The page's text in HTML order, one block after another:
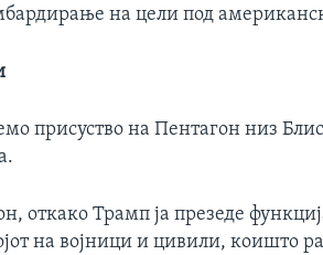
на цели под
присуство на Пентагон низ
откако Трамп ја презеде
на војници и цивили, коишто